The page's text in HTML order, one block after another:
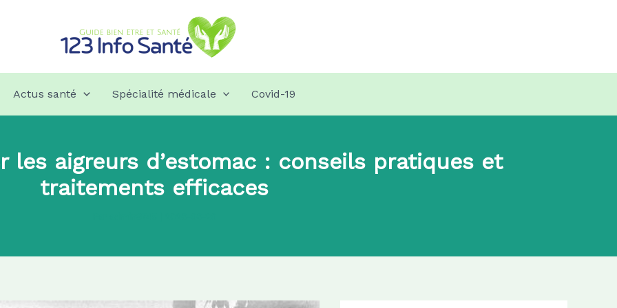
Actus santé Spécialité médicale Covid-19
les aigreurs d’estomac : conseils pratiques et
traitements efficaces